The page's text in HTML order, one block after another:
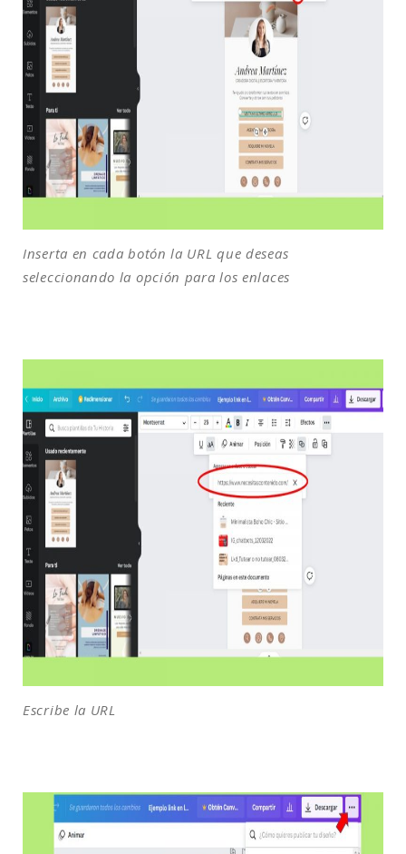
Inserta en cada botón la URL que deseas
seleccionando la opción para los enlaces
Escribe la URL